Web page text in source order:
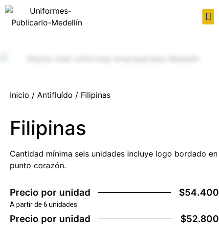
Inicio / Antifluído / Filipinas
Filipinas
Cantidad mínima seis unidades incluye logo bordado en
punto corazón.
Precio por unidad $54.400
A partir de 6 unidades
Precio por unidad $52.800